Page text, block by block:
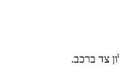
צד ברכב.